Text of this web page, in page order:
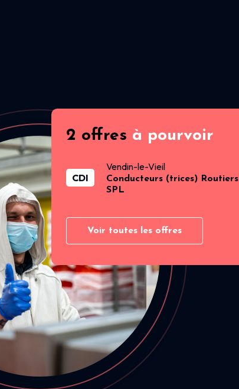
2 offres à pourvoir
CDI
Vendin-le-Vieil
Conducteurs (trices) Routiers
SPL
Voir toutes les offres